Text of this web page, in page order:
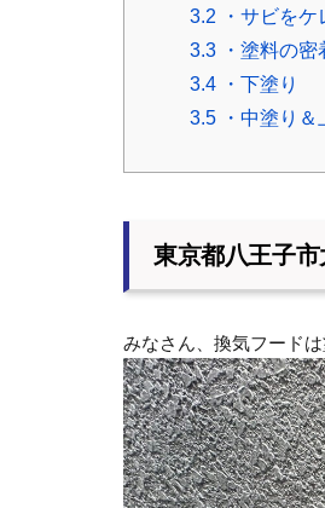
3.2 ・サビをケ
3.3 ・塗料の
3.4 ・下塗り
3.5 ・中塗り＆
東京都八王子
みなさん、換気フード